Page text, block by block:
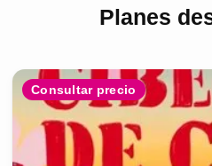
Planes
Consultar precio